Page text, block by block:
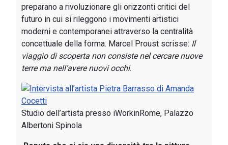
preparano a rivoluzionare gli orizzonti critici del
futuro in cui si rileggono i movimenti artistici
moderni e contemporanei attraverso la centralità
concettuale della forma. Marcel Proust scrisse: Il
viaggio di scoperta non consiste nel cercare nuove
terre ma nell’avere nuovi occhi.
Studio dell’artista presso iWorkinRome, Palazzo
Albertoni Spinola